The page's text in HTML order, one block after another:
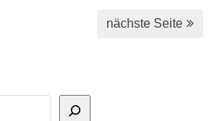
nächste Seite